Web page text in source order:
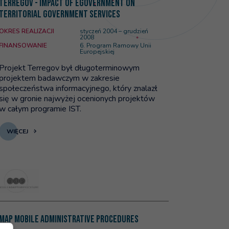
TERREGOV - Impact of eGovernment on
Territorial Government Services
OKRES REALIZACJI styczeń 2004 – grudzień
2008
FINANSOWANIE
6. Program Ramowy Unii
Europejskiej
Projekt Terregov był długoterminowym
badawczym w zakresie
społeczeństwa informacyjnego, który znalazł
się w gronie najwyżej ocenionych projektów
całym programie IST.
WIĘCEJ
MAP Mobile Administrative Procedures